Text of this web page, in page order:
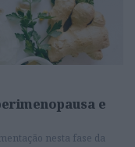
e
nesta fase da